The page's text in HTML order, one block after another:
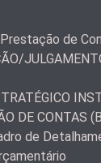
de
DE CONTAS
de